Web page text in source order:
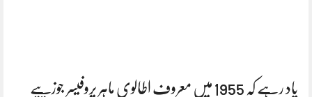
یاد رہے کہ 1955 میں معروف اطالوی ماہر پروفیسر جوزیپے